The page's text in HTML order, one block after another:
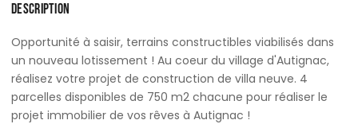
DESCRIPTION
Opportunité à saisir, terrains constructibles viabilisés dans
un nouveau lotissement ! Au coeur du village d'Autignac,
réalisez votre projet de construction de villa neuve. 4
parcelles disponibles de 750 m2 chacune pour réaliser le
projet immobilier de vos rêves à Autignac !